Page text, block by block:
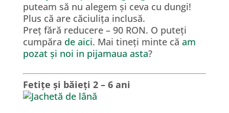
puteam să nu alegem și ceva cu dungi!
Plus că are căciulița inclusă.
Preț fără reducere – 90 RON. O puteți
cumpăra de aici. Mai tineți minte că am
pozat și noi in pijamaua asta?
Fetițe și băieți 2 – 6 ani